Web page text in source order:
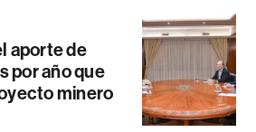
aporte de
por año que
minero